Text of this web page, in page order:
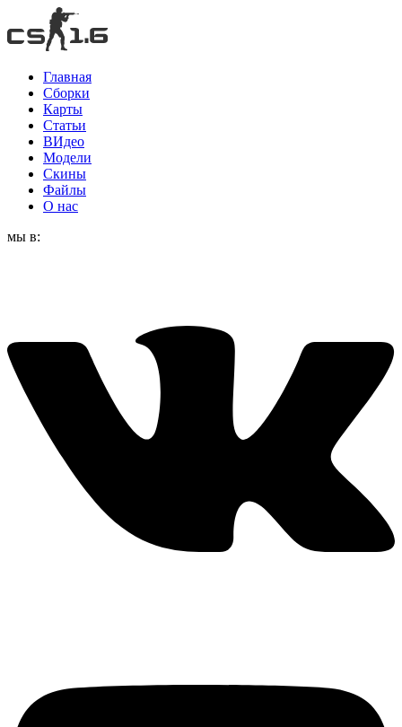
Главная
Сборки
Карты
Статьи
ВИдео
Модели
Скины
Файлы
О нас
мы в: